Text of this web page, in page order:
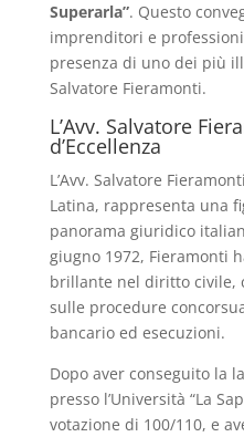
Superarla”. Questo
imprenditori e
presenza di uno dei più
Salvatore Fieramonti.
L’Avv. Salvatore
d’Eccellenza
L’Avv. Salvatore
Latina, rappresenta una
panorama giuridico
giugno 1972, Fieramonti
brillante nel diritto civile,
sulle procedure
bancario ed esecuzioni.
Dopo aver conseguito la
presso l’Università “La
votazione di 100/110, e